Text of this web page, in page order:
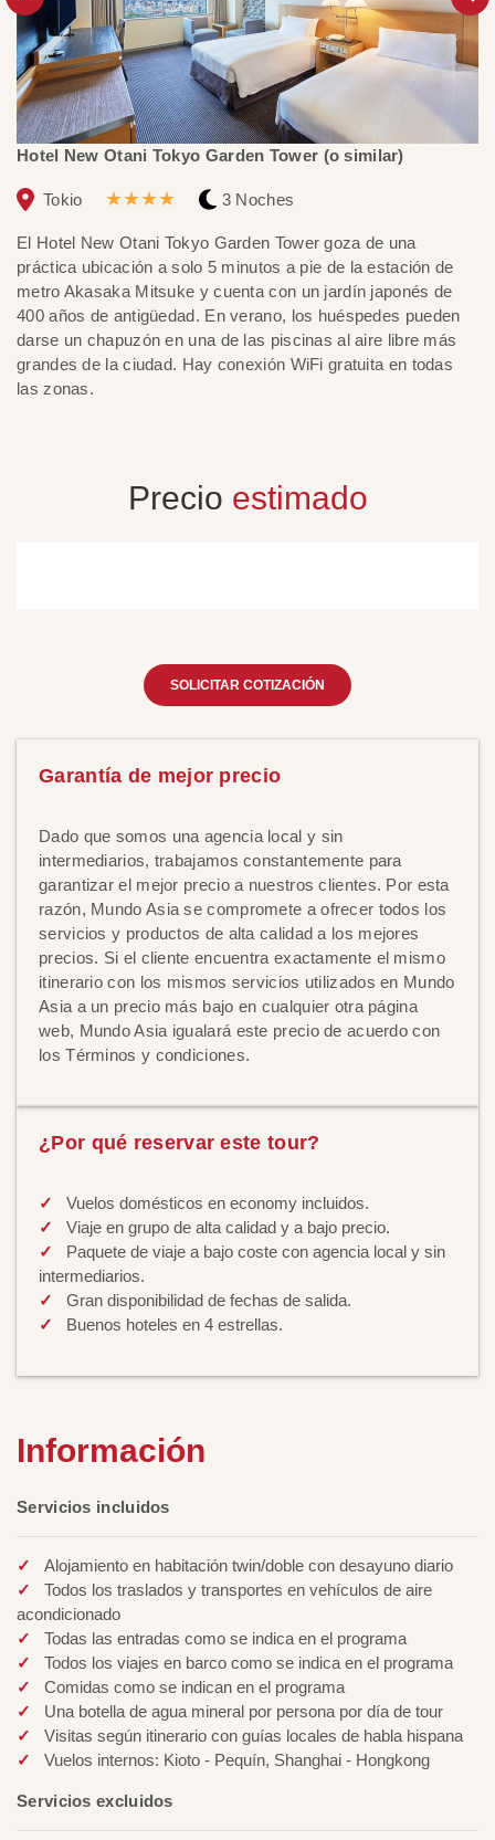
Hotel New Otani Tokyo Garden Tower (o similar)
Tokio ★★★★ 3 Noches
El Hotel New Otani Tokyo Garden Tower goza de una
práctica ubicación a solo 5 minutos a pie de la estación de
metro Akasaka Mitsuke y cuenta con un jardín japonés de
400 años de antigüedad. En verano, los huéspedes pueden
darse un chapuzón en una de las piscinas al aire libre más
grandes de la ciudad. Hay conexión WiFi gratuita en todas
las zonas.
Precio estimado
SOLICITAR COTIZACIÓN
Garantía de mejor precio
Dado que somos una agencia local y sin
intermediarios, trabajamos constantemente para
garantizar el mejor precio a nuestros clientes. Por esta
razón, Mundo Asia se compromete a ofrecer todos los
servicios y productos de alta calidad a los mejores
precios. Si el cliente encuentra exactamente el mismo
itinerario con los mismos servicios utilizados en Mundo
Asia a un precio más bajo en cualquier otra página
web, Mundo Asia igualará este precio de acuerdo con
los Términos y condiciones.
¿Por qué reservar este tour?
Vuelos domésticos en economy incluidos.
Viaje en grupo de alta calidad y a bajo precio.
Paquete de viaje a bajo coste con agencia local y sin
intermediarios.
Gran disponibilidad de fechas de salida.
Buenos hoteles en 4 estrellas.
Información
Servicios incluidos
Alojamiento en habitación twin/doble con desayuno diario
Todos los traslados y transportes en vehículos de aire
acondicionado
Todas las entradas como se indica en el programa
Todos los viajes en barco como se indica en el programa
Comidas como se indican en el programa
Una botella de agua mineral por persona por día de tour
Visitas según itinerario con guías locales de habla hispana
Vuelos internos: Kioto - Pequín, Shanghai - Hongkong
Servicios excluidos